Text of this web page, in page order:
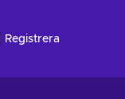
Registrera